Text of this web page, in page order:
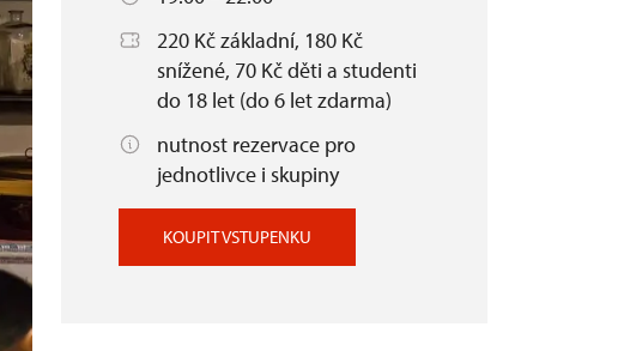
220 Kč základní, 180 Kč
snížené, 70 Kč děti a studenti
do 18 let (do 6 let zdarma)
nutnost rezervace pro
jednotlivce i skupiny
KOUPIT VSTUPENKU